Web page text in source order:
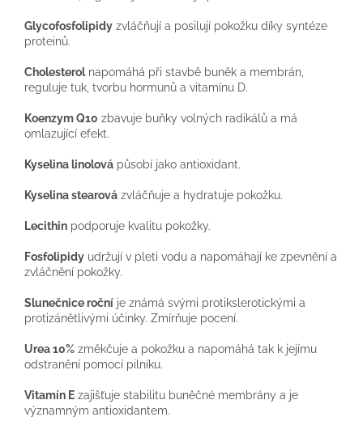
Glycofosfolipidy zvláčňují a posilují pokožku díky syntéze
proteinů.
Cholesterolnapomáhá při stavbě buněk a membrán,
reguluje tuk, tvorbu hormunů a vitamínu D.
Koenzym Q10 zbavuje buňky volných radikálů a má
omlazující efekt.
Kyselina linolová působí jako antioxidant.
Kyselina stearová zvláčňuje a hydratuje pokožku.
Lecithin podporuje kvalitu pokožky.
Fosfolipidy udržují v pleti vodu a napomáhají ke zpevnění a
zvláčnění pokožky.
Slunečnice roční je známá svými protikslerotickými a
protizánětlivými účinky. Zmírňuje pocení.
Urea 10% změkčuje a pokožku a napomáhá tak k jejímu
odstranění pomocí pilníku.
Vitamín E zajišťuje stabilitu buněčné membrány a je
významným antioxidantem.